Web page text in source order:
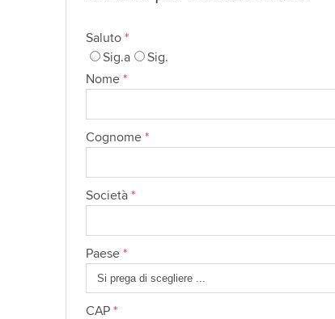
Saluto *
Sig.a
Sig.
Nome *
Cognome *
Società *
Paese *
CAP *